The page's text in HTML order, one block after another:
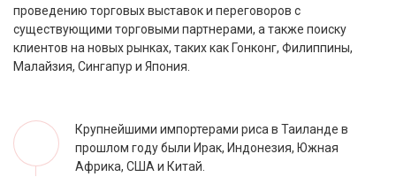
проведению торговых выставок и переговоров с
существующими торговыми партнерами, а также поиску
клиентов на новых рынках, таких как Гонконг, Филиппины,
Малайзия, Сингапур и Япония.
Крупнейшими импортерами риса в Таиланде в
прошлом году были Ирак, Индонезия, Южная
Африка, США и Китай.